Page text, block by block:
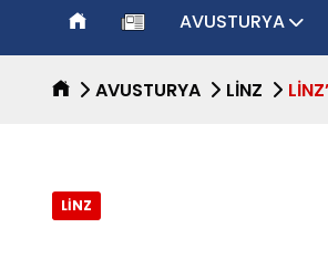
AVUSTURYA
AVUSTURYA LINZ
LINZ